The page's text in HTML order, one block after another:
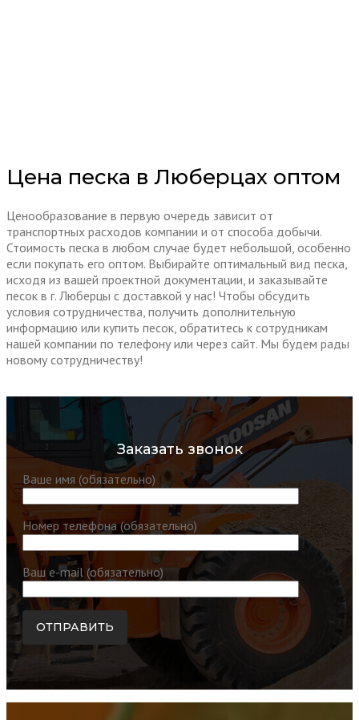
Цена песка в Люберцах оптом
Ценообразование в первую очередь зависит от
транспортных расходов компании и от способа добычи.
Стоимость песка в любом случае будет небольшой, особенно
если покупать его оптом. Выбирайте оптимальный вид песка,
исходя из вашей проектной документации, и заказывайте
песок в г. Люберцы с доставкой у нас! Чтобы обсудить
условия сотрудничества, получить дополнительную
информацию или купить песок, обратитесь к сотрудникам
нашей компании по телефону или через сайт. Мы будем рады
новому сотрудничеству!
Заказать звонок
Ваше имя (обязательно)
Номер телефона (обязательно)
Ваш e-mail (обязательно)